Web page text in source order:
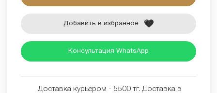
Добавить в избранное
Консультация WhatsApp
Доставка курьером - 5500 тг. Доставка в